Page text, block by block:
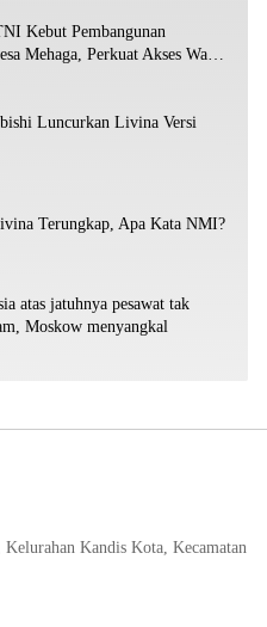
Kebut Pembangunan
Mehaga, Perkuat Akses Warga
Luncurkan Livina Versi
Terungkap, Apa Kata NMI?
atas jatuhnya pesawat tak
Moskow menyangkal
Kandis Kota, Kecamatan